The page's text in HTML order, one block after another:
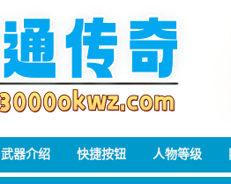
武器介绍 快捷按钮 人物等级